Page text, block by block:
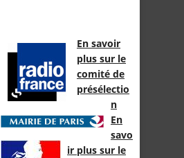
En savoir
plus sur le
comité de
présélectio
n
En
savo
ir plus sur le